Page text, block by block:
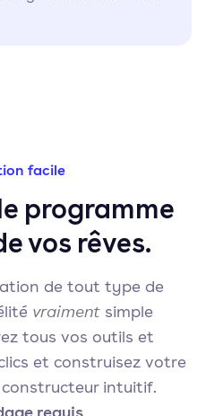
facile
programme
vos rêves.
de tout type de
vraimentsimple
tous vos outils et
et construisez votre
intuitif.